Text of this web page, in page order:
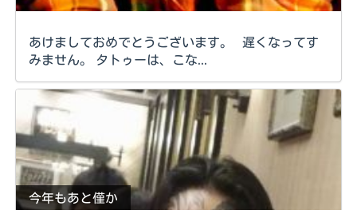
あけましておめでとうございます。 遅くなってす
みません。 タトゥーは、こな...
今年もあと僅か